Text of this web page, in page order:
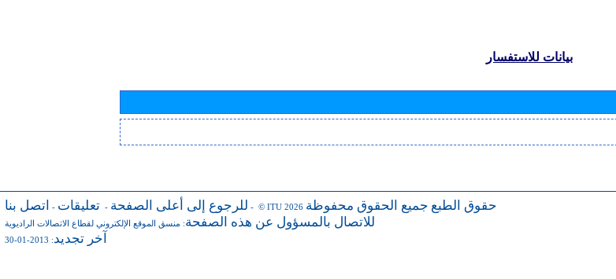
بيانات للاستفسار
للرجوع إلى أعلى الصفحة - تعليقات - اتصل بنا - © ITU 2026 حقوق الطبع جميع الحقوق محفوظة
للاتصال بالمسؤول عن هذه الصفحة: منسق الموقع الإلكتروني لقطاع الاتصالات الراديوية
آخر تجديد: 2013-01-30